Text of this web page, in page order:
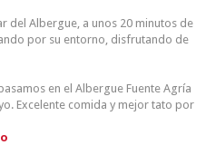
del Albergue, a unos 20 minutos de
por su entorno, disfrutando de
en el Albergue Fuente Agría
Excelente comida y mejor tato por